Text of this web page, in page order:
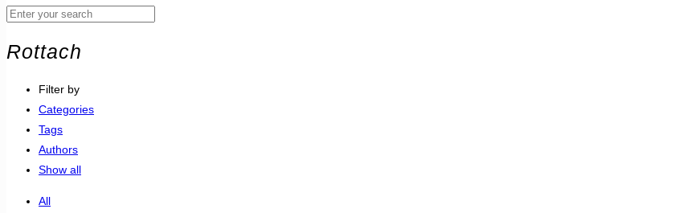
Rottach
Filter by
Categories
Tags
Authors
Show all
All